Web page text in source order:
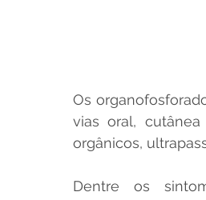
Os
vias oral,
orgânicos,
Dentre os